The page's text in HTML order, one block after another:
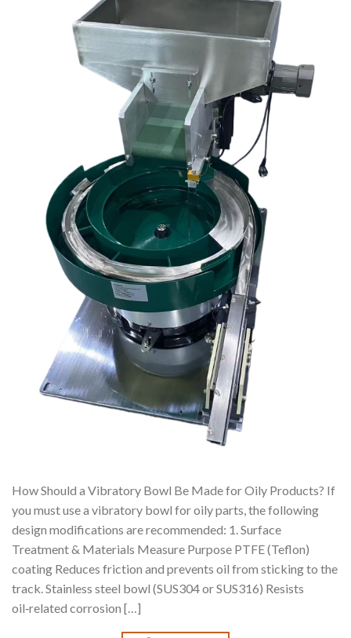
How Should a Vibratory Bowl Be Made for Oily Products? If
you must use a vibratory bowl for oily parts, the following
design modifications are recommended: 1. Surface
Treatment & Materials Measure Purpose PTFE (Teflon)
coating Reduces friction and prevents oil from sticking to the
track. Stainless steel bowl (SUS304 or SUS316) Resists
oil‑related corrosion […]